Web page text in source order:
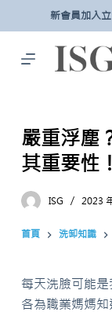
主
新會員加入
嚴重浮塵
其重要性！
ISG 2023
首頁 洗卸知識
每天洗臉可能
各為職業媽媽